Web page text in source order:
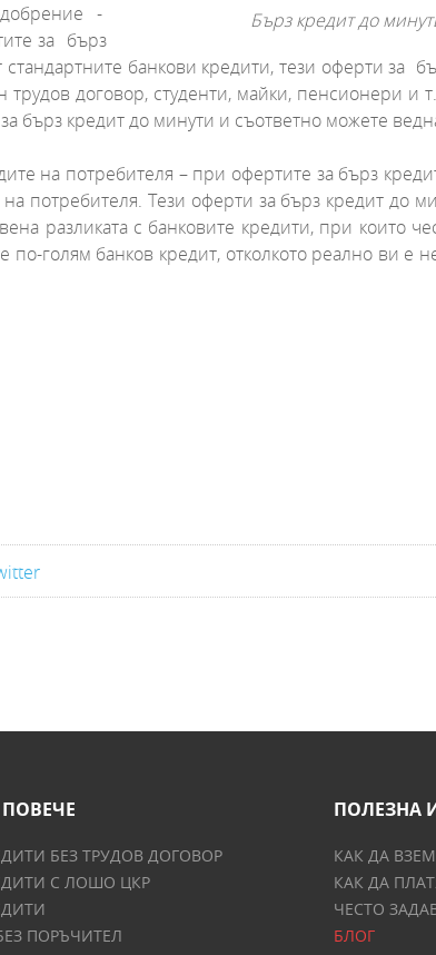
Бърз кредит до
-
за бърз
банкови кредити, тези оферти за
договор, студенти, майки, пенсионери
бърз кредит до минути и съответно можете
на потребителя – при офертите за бърз
потребителя. Тези оферти за бърз кредит до
разликата с банковите кредити, при които
голям банков кредит, отколкото реално ви е
БЕЗ ТРУДОВ ДОГОВОР
С ЛОШО ЦКР
ПОРЪЧИТЕЛ
ПОЛЕЗНА
КАК ДА
КАК ДА
ЧЕСТО
БЛОГ